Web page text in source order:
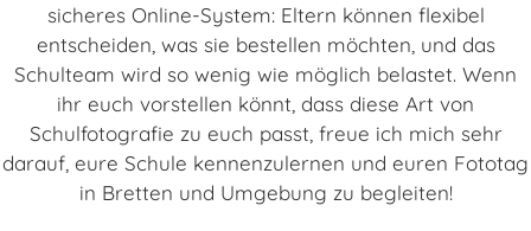
sicheres Online-System: Eltern können flexibel
entscheiden, was sie bestellen möchten, und das
Schulteam wird so wenig wie möglich belastet. Wenn
ihr euch vorstellen könnt, dass diese Art von
Schulfotografie zu euch passt, freue ich mich sehr
darauf, eure Schule kennenzulernen und euren Fototag
in Bretten und Umgebung zu begleiten!